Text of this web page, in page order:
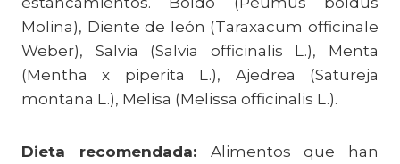
Molina), Diente de león (Taraxacum officinale
Weber), Salvia (Salvia officinalis L.), Menta
(Mentha x piperita L.), Ajedrea (Satureja
montana L.), Melisa (Melissa officinalis L.).
Dieta recomendada: Alimentos que han